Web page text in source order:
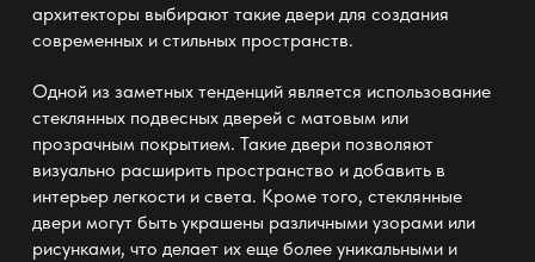
архитекторы выбирают такие двери для создания
современных и стильных пространств.
Одной из заметных тенденций является использование
стеклянных подвесных дверейс матовым или
прозрачным покрытием. Такие двери позволяют
визуально расширить пространство и добавить в
интерьер легкости и света. Кроме того, стеклянные
двери могут быть украшены различными узорами или
рисунками, что делает их еще более уникальными и